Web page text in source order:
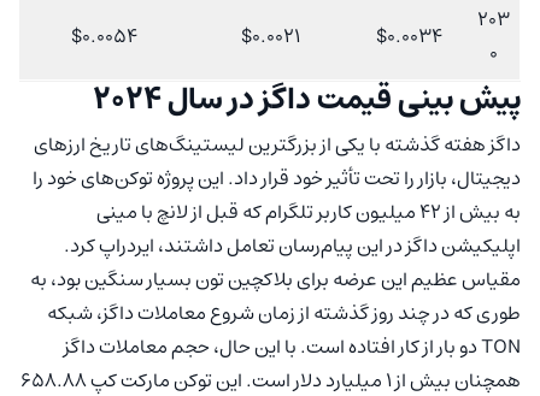
203
0
$0.0034
$0.0021
$0.0054
پیش‌ بینی قیمت داگز در سال 2024
داگز هفته گذشته با یکی از بزرگترین لیستینگ‌های تاریخ ارزهای
دیجیتال، بازار را تحت تأثیر خود قرار داد. این پروژه توکن‌های خود را
به بیش از 42 میلیون کاربر تلگرام که قبل از لانچ با مینی‌
اپلیکیشن داگز در این پیام‌رسان تعامل داشتند، ایردراپ کرد.
مقیاس عظیم این عرضه برای بلاکچین تون بسیار سنگین بود، به
طوری که در چند روز گذشته از زمان شروع معاملات داگز، شبکه
TON دو بار از کار افتاده است. با این حال، حجم معاملات داگز
همچنان بیش از 1 میلیارد دلار است. این توکن مارکت کپ 658.88